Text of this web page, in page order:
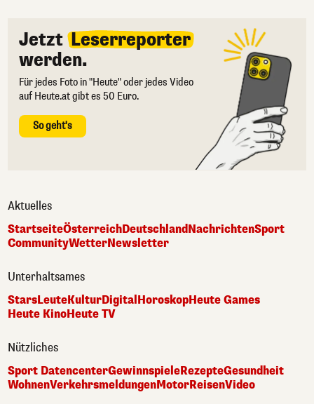
Jetzt Leserreporter
werden.
Für jedes Foto in "Heute" oder jedes Video
auf Heute.at gibt es 50 Euro.
So geht's
Aktuelles
StartseiteÖsterreichDeutschlandNachrichtenSport
CommunityWetterNewsletter
Unterhaltsames
StarsLeuteKulturDigitalHoroskopHeute Games
Heute KinoHeute TV
Nützliches
Sport DatencenterGewinnspieleRezepteGesundheit
WohnenVerkehrsmeldungenMotorReisenVideo